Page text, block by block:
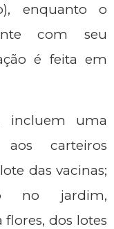
enquanto o
com seu
é feita em
incluem uma
carteiros
das vacinas;
no jardim,
dos lotes